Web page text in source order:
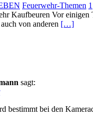
Feuerwehr-Themen 1
Kaufbeuren Vor einigen
von anderen […]
sagt:
bestimmt bei den